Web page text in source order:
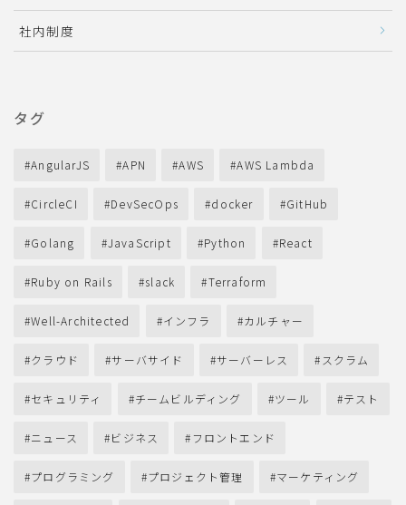
社内制度
タグ
AngularJS APN AWS AWS Lambda
CircleCI DevSecOps docker GitHub
Golang JavaScript Python React
Ruby on Rails slack Terraform
Well-Architected インフラ カルチャー
クラウド サーバサイド サーバーレス スクラム
セキュリティ チームビルディング ツール テスト
ニュース ビジネス フロントエンド
プログラミング プロジェクト管理 マーケティング